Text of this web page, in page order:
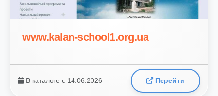
www.kalan-school1.org.ua
В каталоге с 14.06.2026 Перейти